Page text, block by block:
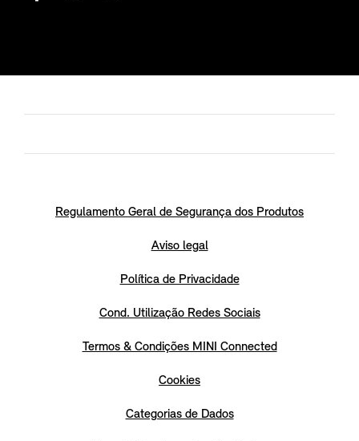
Regulamento Geral de Segurança dos Produtos
Aviso legal
Política de Privacidade
Cond. Utilização Redes Sociais
Termos & Condições MINI Connected
Cookies
Categorias de Dados